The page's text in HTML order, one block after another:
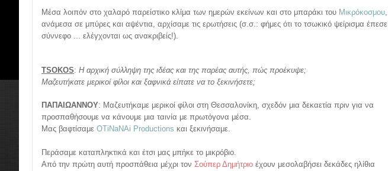
Μέσα λοιπόν στο χαλαρό παρείστικο κλίμα των ημερών εκείνων και στο μπαράκι του Μικρόκοσμου,
ανάμεσα σε μπύρες και αψέντια, αρχίσαμε τις ερωτήσεις (σ.σ.: φήμες ότι το τσωκικό ψείρισμα έπεσε
σύννεφο ... ελέγχονται ως ανακριβείς!).
TSOKOS: Η αρχική σύλληψη της ιδέας και της παρέας αυτής, πώς προέκυψε;
Μαζευτήκατε μερικοί φίλοι και ξαφνικά είπατε να το ξεκινήσετε;
ΠΑΠΑΙΩΑΝΝΟΥ: Μαζευτήκαμε μερικοί φίλοι στη Θεσσαλονίκη, σχεδόν μια δεκαετία πριν για να
προσπαθήσουμε να κάνουμε μια ταινία με πρωτόγονα μέσα.
Μας βαφτίσαμε OTiNaNAi Productions και ξεκινήσαμε.
Περάσαμε καταπληκτικά και έτσι μας μπήκε το μικρόβιο.
Από την πρώτη αυτή προσπάθεια μέχρι τον Σούπερ Δημήτριο έχουν μεσολαβήσει δεκάδες ηλίθια